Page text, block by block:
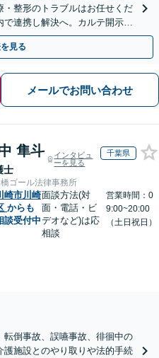
整形のトラブルはお任せくだ
連携し解決へ。カルテ開示や
【休日夜間面談可】
見る
メールでお問い合わせ
隼斗
士
インタビュ
ーを見る
千葉県
ゴール法律事務所
崎市川崎
からも
談受付中
面談方法(対
面・電話・ビ
デオなど)は応
相談
営業時間：0
9:00~20:00
（土日祝日）
転倒事故、誤嚥事故、徘徊中の
施設とのやり取りや法的手続